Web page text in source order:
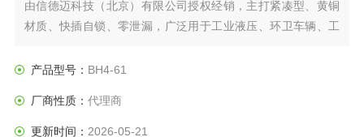
由信德迈科技（北京）有限公司授权经销，主打紧凑型、黄铜
材质、快插自锁、零泄漏，广泛用于工业液压、环卫车辆、工
号。
产品型号： BH4-61
厂商性质： 代理商
更新时间： 2026-05-21